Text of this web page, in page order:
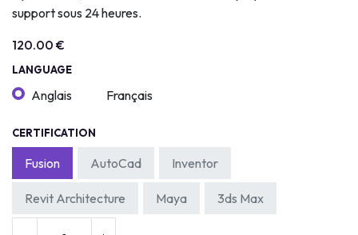
support sous 24 heures.
120.00 €
LANGUAGE
Anglais Français
CERTIFICATION
Fusion AutoCad Inventor
Revit Architecture Maya 3ds Max